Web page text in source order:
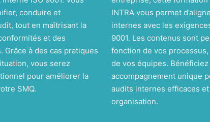
conduire et
tout en maîtrisant la
et des
Grâce à des cas pratiques
vous serez
pour améliorer la
SMQ.
INTRA vous permet
internes avec les
9001. Les contenus sont
fonction de vos
de vos équipes. Bénéficiez
accompagnement unique
audits internes efficaces
organisation.